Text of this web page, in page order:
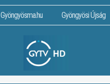
Gyöngyösma.hu Gyöngyösi Újság